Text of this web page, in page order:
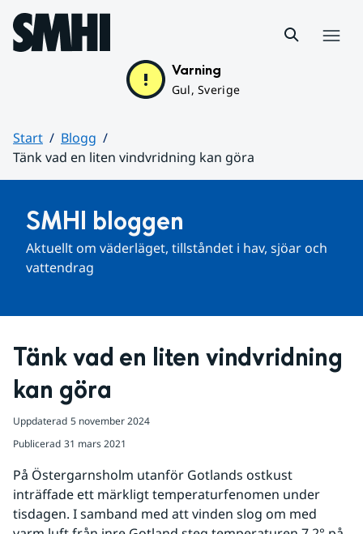
Hoppa till sidans innehåll
Varning
Gul, Sverige
Start
Blogg
Tänk vad en liten vindvridning kan göra
SMHI bloggen
Aktuellt om väderläget, tillståndet i hav, sjöar och
vattendrag
Tänk vad en liten vindvridning
kan göra
Uppdaterad 5 november 2024
Publicerad 31 mars 2021
På Östergarnsholm utanför Gotlands ostkust
inträffade ett märkligt temperaturfenomen under
tisdagen. I samband med att vinden slog om med